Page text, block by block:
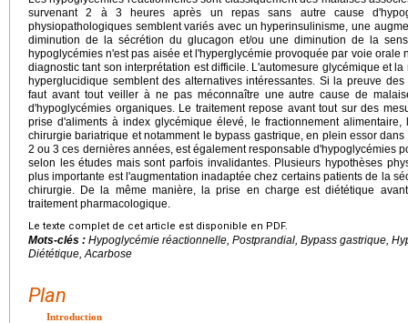
survenant 2 à 3 heures après un repas sans autre cause
physiopathologiques semblent variés avec un hyperinsulinisme, une
diminution de la sécrétion du glucagon et/ou une diminution de la
hypoglycémies n'est pas aisée et l'hyperglycémie provoquée par voie orale
diagnostic tant son interprétation est difficile. L'automesure glycémique et
hyperglucidique semblent des alternatives intéressantes. Si la preuve
faut avant tout veiller à ne pas méconnaître une autre cause de
d'hypoglycémies organiques. Le traitement repose avant tout sur des
prise d'aliments à index glycémique élevé, le fractionnement
chirurgie bariatrique et notamment le bypass gastrique, en plein essor
2 ou 3 ces dernières années, est également responsable d'hypoglycémies
selon les études mais sont parfois invalidantes. Plusieurs hypothèses
plus importante est l'augmentation inadaptée chez certains patients de la
chirurgie. De la même manière, la prise en charge est diététique
traitement pharmacologique.
Le texte complet de cet article est disponible en PDF.
Mots-clés : Hypoglycémie réactionnelle, Postprandial, Bypass gastrique,
Diététique, Acarbose
Plan
Introduction